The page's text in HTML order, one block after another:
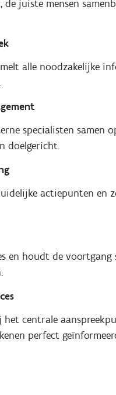
juiste mensen
alle noodzakelijke
specialisten
doelgericht.
actiepunten en
en houdt de
centrale
perfect